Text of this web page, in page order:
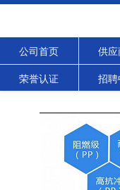
公司首页 供应
荣誉认证 招聘